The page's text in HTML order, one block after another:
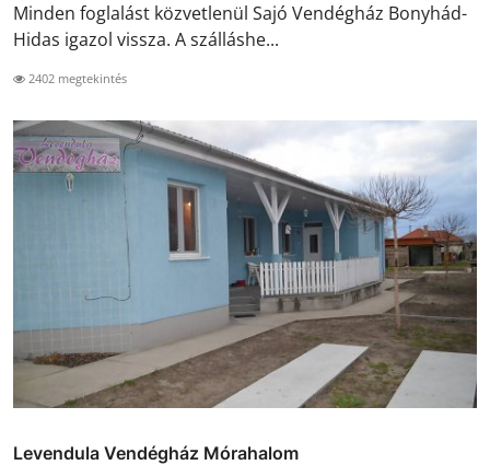
Minden foglalást közvetlenül Sajó Vendégház Bonyhád-
Hidas igazol vissza. A szálláshe...
2402 megtekintés
Levendula Vendégház Mórahalom